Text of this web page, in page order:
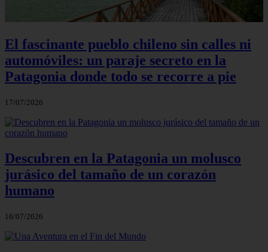
El fascinante pueblo chileno sin calles ni
automóviles: un paraje secreto en la
Patagonia donde todo se recorre a pie
17/07/2026
Descubren en la Patagonia un molusco
jurásico del tamaño de un corazón
humano
16/07/2026